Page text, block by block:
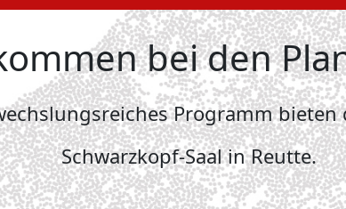
bei den
Programm bieten
Schwarzkopf-Saal in Reutte.